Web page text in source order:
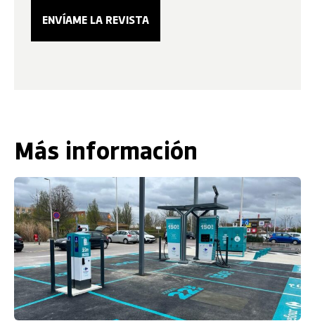
Más información